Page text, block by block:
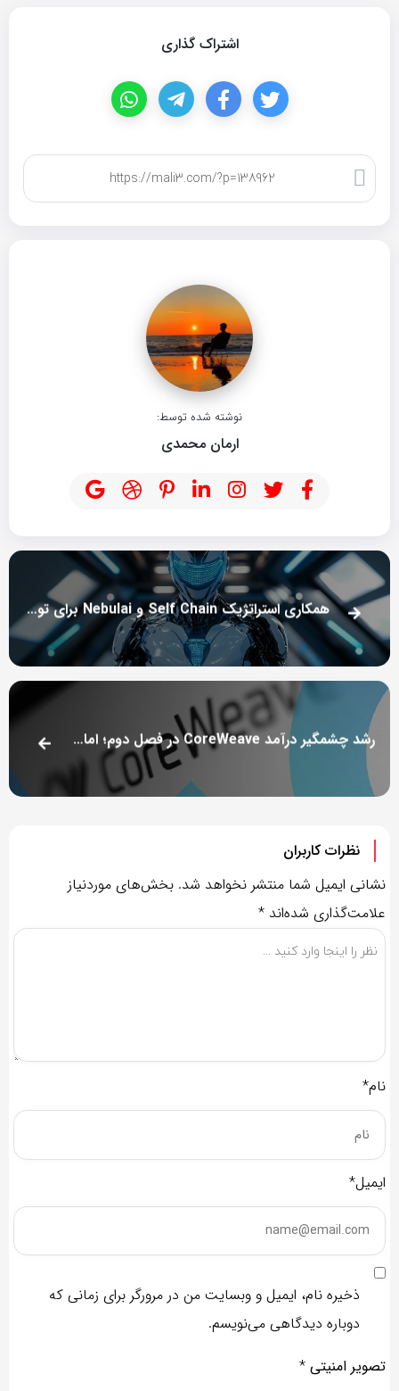
اشتراک گذاری
نوشته شده توسط:
ارمان محمدی
همکاری استراتژیک Self Chain و Nebulai برای توسعه دسترسی به هوش مصنوعی غیرمتمرکز
رشد چشمگیر درآمد CoreWeave در فصل دوم؛ اما چالش‌های سودآوری پابرجاست
نظرات کاربران
نشانی ایمیل شما منتشر نخواهد شد. بخش‌های موردنیاز
علامت‌گذاری شده‌اند *
نام*
ایمیل*
ذخیره نام، ایمیل و وبسایت من در مرورگر برای زمانی که
دوباره دیدگاهی می‌نویسم.
تصویر امنیتی *